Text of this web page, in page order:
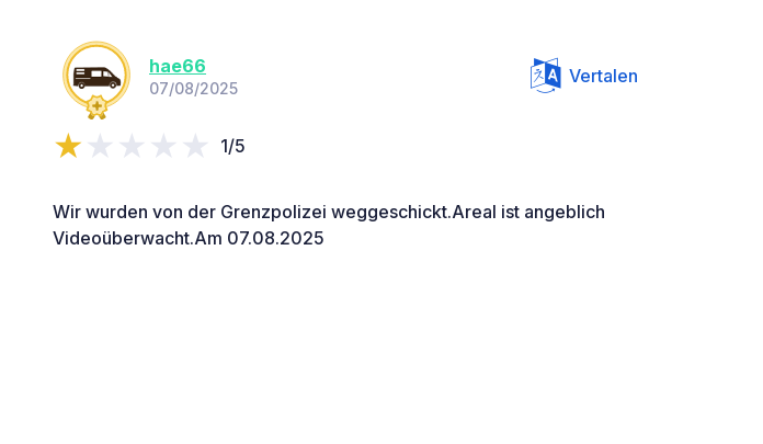
hae66
07/08/2025
Vertalen
1/5
Wir wurden von der Grenzpolizei weggeschickt.Areal ist angeblich
Videoüberwacht.Am 07.08.2025